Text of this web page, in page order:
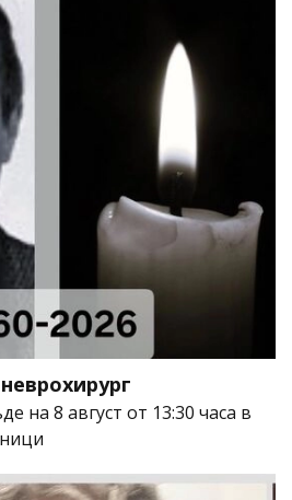
на 8 август от 13:30 часа в